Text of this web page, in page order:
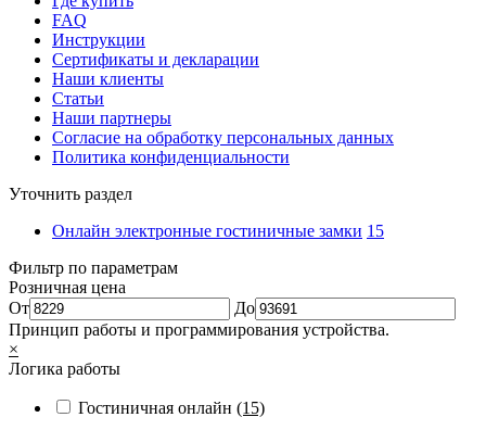
FAQ
Инструкции
Сертификаты и декларации
Наши клиенты
Статьи
Наши партнеры
Согласие на обработку персональных данных
Политика конфиденциальности
Уточнить раздел
Онлайн электронные гостиничные замки 15
Фильтр по параметрам
Розничная цена
От
До
Принцип работы и программирования устройства.
×
Логика работы
Гостиничная онлайн (15)